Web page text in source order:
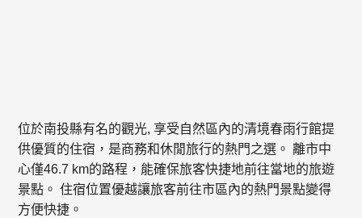
位於南投縣有名的觀光, 享受自然區內的清境春雨行館提
供優質的住宿，是商務和休閒旅行的熱門之選。 離市中
心僅46.7 km的路程，能確保旅客快捷地前往當地的旅遊
景點。 住宿位置優越讓旅客前往市區內的熱門景點變得
方便快捷。